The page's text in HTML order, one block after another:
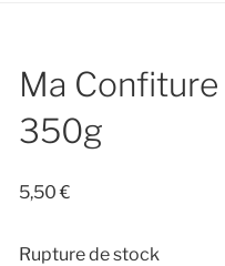
Ma
350g
5,50€
Rupture de stock